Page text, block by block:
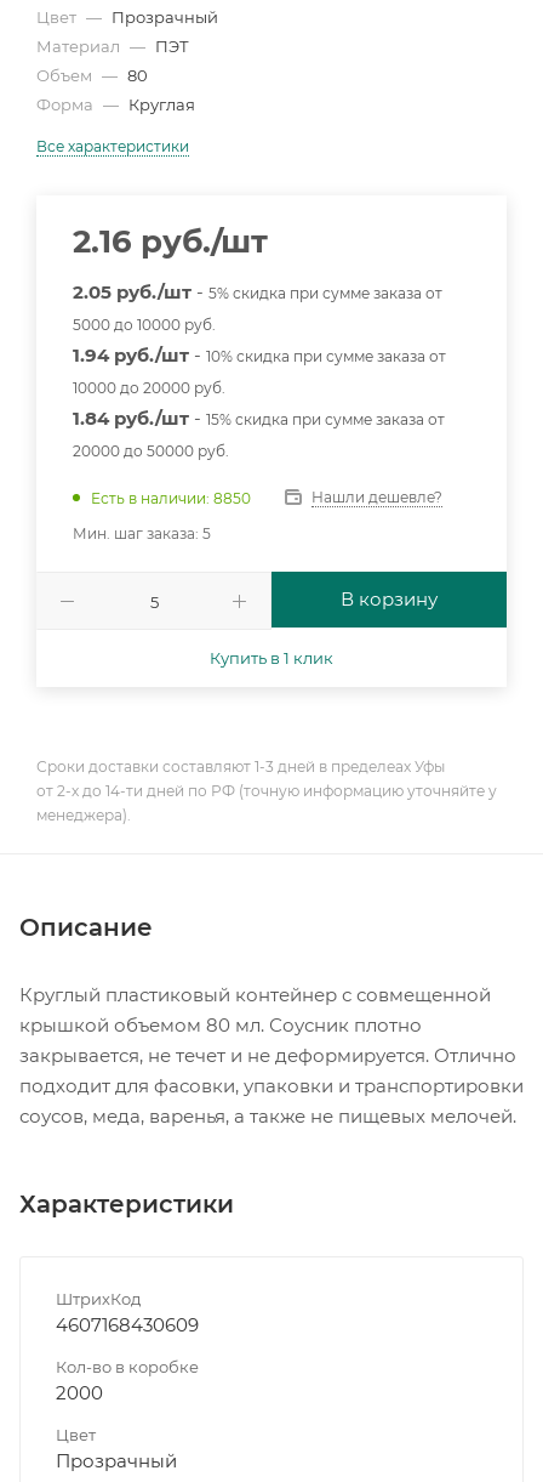
Цвет — Прозрачный
Материал — ПЭТ
Объем — 80
Форма — Круглая
Все характеристики
2.16 руб./шт
2.05 руб./шт - 5% скидка при сумме заказа от
5000 до 10000 руб.
1.94 руб./шт - 10% скидка при сумме заказа от
10000 до 20000 руб.
1.84 руб./шт - 15% скидка при сумме заказа от
20000 до 50000 руб.
Есть в наличии: 8850
Нашли дешевле?
Мин. шаг заказа: 5
В корзину
Купить в 1 клик
Сроки доставки составляют 1-3 дней в пределеах Уфы
от 2-х до 14-ти дней по РФ (точную информацию уточняйте у
менеджера).
Описание
Круглый пластиковый контейнер с совмещенной
крышкой объемом 80 мл. Соусник плотно
закрывается, не течет и не деформируется. Отлично
подходит для фасовки, упаковки и транспортировки
соусов, меда, варенья, а также не пищевых мелочей.
Характеристики
ШтрихКод
4607168430609
Кол-во в коробке
2000
Цвет
Прозрачный